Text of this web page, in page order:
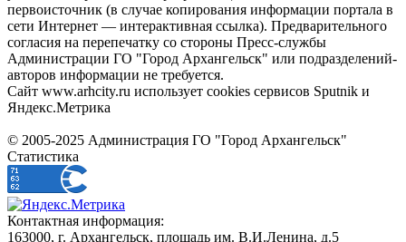
первоисточник (в случае копирования информации портала в
сети Интернет — интерактивная ссылка). Предварительного
согласия на перепечатку со стороны Пресс-службы
Администрации ГО "Город Архангельск" или подразделений-
авторов информации не требуется.
Сайт www.arhcity.ru использует cookies сервисов Sputnik и
Яндекс.Метрика
© 2005-2025 Администрация ГО "Город Архангельск"
Статистика
Контактная информация:
163000, г. Архангельск, площадь им. В.И.Ленина, д.5